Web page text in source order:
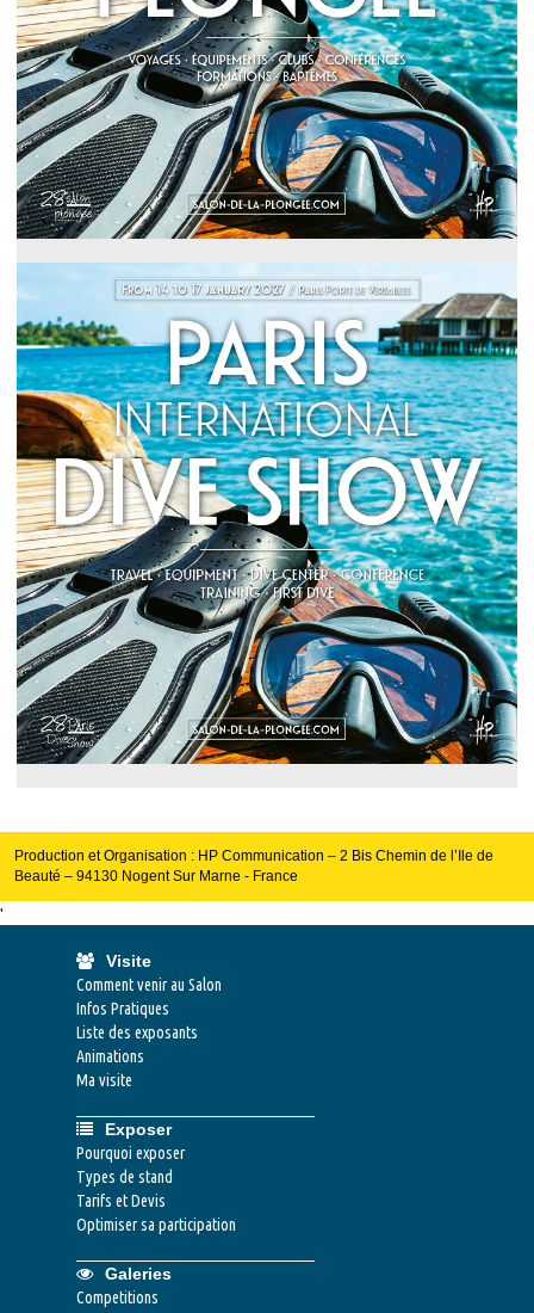
Production et Organisation : HP Communication – 2 Bis Chemin de l’Ile de
Beauté – 94130 Nogent Sur Marne - France
'
Visite
Comment venir au Salon
Infos Pratiques
Liste des exposants
Animations
Ma visite
Exposer
Pourquoi exposer
Types de stand
Tarifs et Devis
Optimiser sa participation
Galeries
Competitions